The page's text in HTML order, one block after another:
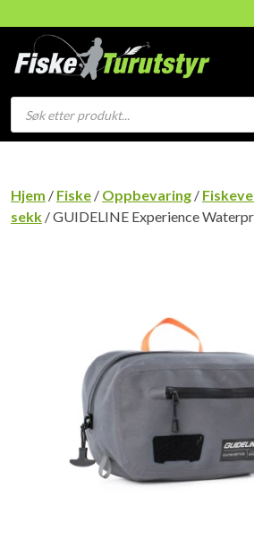
Products
search
Hjem / Fiske / Oppbevaring /
sekk / GUIDELINE Experience